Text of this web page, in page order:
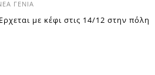
ΓΕΝΙΆ
με κέφι στις 14/12 στην πόλη